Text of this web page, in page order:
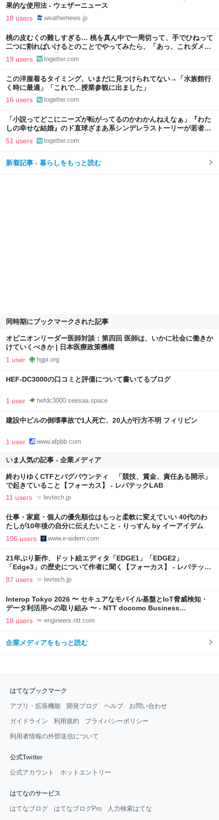
果的な使用法 - ウェザーニュース
18 users weathernews.jp
桃の皮むくの難しすぎる… 桃を真ん中で一周切って、手でひねって
二つに割ればいけるとのことでやってみたら、「あっ、これダメ
だ」となった→数々のアドバイスが寄せられる
19 users togetter.com
この洋服着るタイミング、いまだに見つけられてない→「水族館行
く時に最適」「これで…授業参観に出ました」
16 users togetter.com
「小説ってどこにニーズが転がってるのかわかんねえなぁ」『わた
しの幸せな結婚』のド直球ざまあ系シンデレラストーリーが若者に
ヒットしているという事実に考え込む
51 users togetter.com
新着記事 - 暮らしをもっと読む
同時期にブックマークされた記事
オピニオンリーダー医師対談：第四回 医師は、いかに社会に働きか
けていくべきか | 日本医療政策機構
1 user hgpi.org
HEF-DC3000の口コミと評価について書いてるブログ
1 user hefdc3000.seesaa.space
建設中ビルの倒壊事故で1人死亡、20人が行方不明 フィリピン
1 user www.afpbb.com
いま人気の記事 - 企業メディア
終わりゆくCTFとバグバウンティ 「競技、賞金、責任ある開示」
で起きていること【フォーカス】 - レバテックLAB
11 users levtech.jp
仕事・家庭・個人の優先順位はもっと柔軟に変えていい 40代のわ
たしが10年後の自分に伝えたいこと - りっすん by イーアイデム
106 users www.e-aidem.com
21年ぶり新作、ドット絵エディタ「EDGE1」「EDGE2」
「Edge3」の歴史について作者に聞く【フォーカス】 - レバテック
LAB
87 users levtech.jp
Interop Tokyo 2026 〜 セキュアなモバイル基盤とIoT脅威検知・
データ利活用への取り組み 〜 - NTT docomo Business
Engineers' Blog
18 users engineers.ntt.com
企業メディアをもっと読む
はてなブックマーク
アプリ・拡張機能 開発ブログ ヘルプ お問い合わせ
ガイドライン 利用規約 プライバシーポリシー
利用者情報の外部送信について
公式Twitter
公式アカウント ホットエントリー
はてなのサービス
はてなブログ はてなブログPro 人力検索はてな